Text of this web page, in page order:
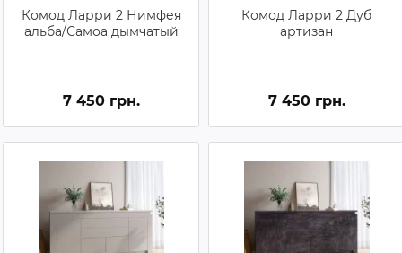
Комод Ларри 2 Нимфея
альба/Самоа дымчатый
7 450 грн.
Комод Ларри 2 Дуб
артизан
7 450 грн.